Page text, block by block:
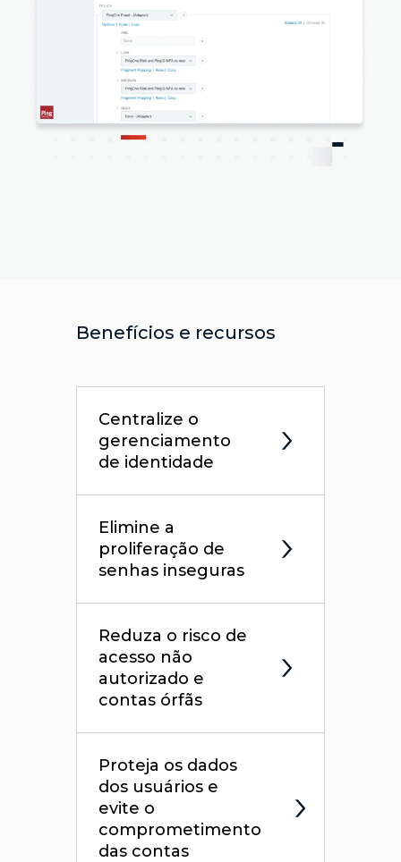
Benefícios e recursos
Centralize o
gerenciamento
de identidade
Elimine a
proliferação de
senhas inseguras
Reduza o risco de
acesso não
autorizado e
contas órfãs
Proteja os dados
dos usuários e
evite o
comprometimento
das contas